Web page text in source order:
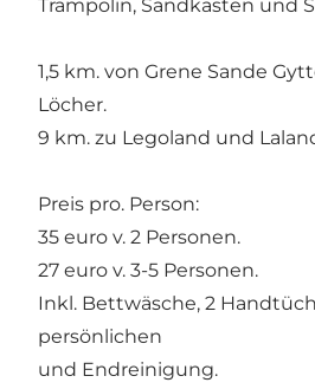
Trampolin, Sandkasten und
1,5 km. von Grene Sande
Löcher.
9 km. zu Legoland und
Preis pro. Person:
35 euro v. 2 Personen.
27 euro v. 3-5 Personen.
Inkl. Bettwäsche, 2
persönlichen
und Endreinigung.